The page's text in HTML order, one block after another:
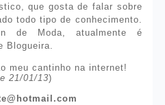
que gosta de falar sobre
todo tipo de conhecimento.
de Moda, atualmente é
Blogueira.
meu cantinho na internet!
21/01/13)